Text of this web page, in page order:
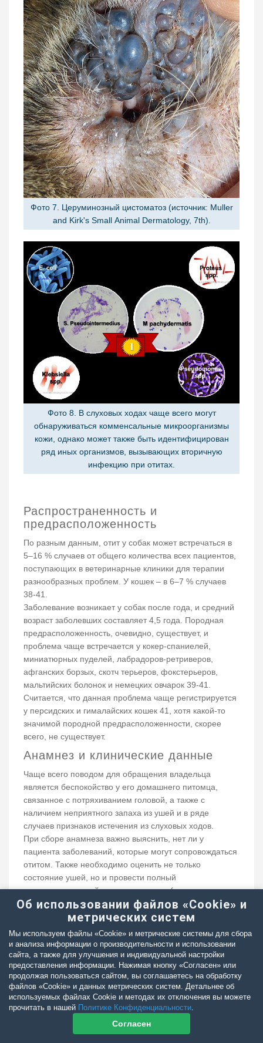
Фото 7. Церуминозный цистоматоз (источник: Muller
and Kirk's Small Animal Dermatology, 7th).
Фото 8. В слуховых ходах чаще всего могут
обнаруживаться комменсальные микроорганизмы
кожи, однако может также быть идентифицирован
ряд иных организмов, вызывающих вторичную
инфекцию при отитах.
Распространенность и
предрасположенность
По разным данным, отит у собак может встречаться в
5–16 % случаев от общего количества всех пациентов,
поступающих в ветеринарные клиники для терапии
разнообразных проблем. У кошек – в 6–7 % случаев
38-41.
Заболевание возникает у собак после года, и средний
возраст заболевших составляет 4,5 года. Породная
предрасположенность, очевидно, существует, и
проблема чаще встречается у кокер-спаниелей,
миниатюрных пуделей, лабрадоров-ретриверов,
афганских борзых, скотч терьеров, фокстерьеров,
мальтийских болонок и немецких овчарок 39-41.
Считается, что данная проблема чаще регистрируется
у персидских и гималайских кошек 41, хотя какой-то
значимой породной предрасположенности, скорее
всего, не существует.
Анамнез и клинические данные
Чаще всего поводом для обращения владельца
является беспокойство у его домашнего питомца,
связанное с потряхиванием головой, а также с
наличием неприятного запаха из ушей и в ряде
случаев признаков истечения из слуховых ходов.
При сборе анамнеза важно выяснить, нет ли у
пациента заболеваний, которые могут сопровождаться
отитом. Также необходимо оценить не только
состояние ушей, но и провести полный
дерматологический осмотр пациента (так, по данным
исследований, при хронических наружных отитах в 76
% случаев были обнаружены сопутствующие
поражения на коже 42). Для полноценного сбора
информации в нашей практике мы используем
специализированные бланки опроса владельца
животного, а также бланки осмотра пациента, где
отображаются основные важные информационные
детали.
Данные клинического осмотра, указывающие на
наличие наружного отита, включают такие признаки,
как отек и эритема ушной раковины, выделения из
Об использовании файлов «Cookie» и
метрических систем
Мы используем файлы «Cookie» и метрические системы для сбора
и анализа информации о производительности и использовании
сайта, а также для улучшения и индивидуальной настройки
предоставления информации. Нажимая кнопку «Согласен» или
продолжая пользоваться сайтом, вы соглашаетесь на обработку
файлов «Cookie» и данных метрических систем. Детальнее об
используемых файлах Cookie и методах их отключения вы можете
прочитать в нашей Политике Конфиденциальности.
Согласен